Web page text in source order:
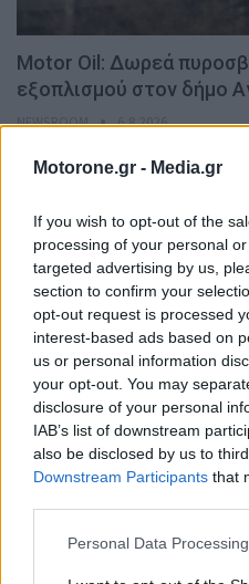
Motorone.gr - Media.gr
If you wish to opt-out of the
processing of your personal
targeted advertising by us,
section to confirm your
opt-out request is processed
interest-based ads based on
us or personal information
your opt-out. You may
disclosure of your personal
IAB’s list of downstream
also be disclosed by us to
Downstream Participants that
Personal Data
Motor Oil: Δωρεά
εξοπλισμού στον δήμο
NEWSROOM 6.8.2026
WEB TV
Skoda: Ξεκίνησε η
Δείτε Video από τη